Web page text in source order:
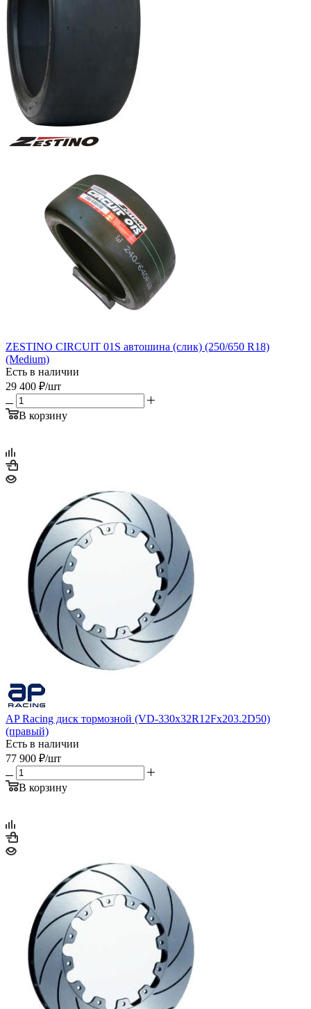
ZESTINO CIRCUIT 01S автошина (слик) (250/650 R18)
(Medium)
Есть в наличии
29 400 ₽/шт
В корзину
AP Racing диск тормозной (VD-330x32R12Fx203.2D50)
(правый)
Есть в наличии
77 900 ₽/шт
В корзину